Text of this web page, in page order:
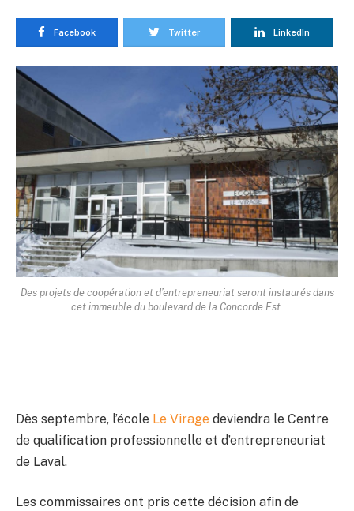
Facebook Twitter LinkedIn
Des projets de coopération et d’entrepreneuriat seront instaurés dans
cet immeuble du boulevard de la Concorde Est.
Dès septembre, l’école Le Virage deviendra le Centre
de qualification professionnelle et d’entrepreneuriat
de Laval.
Les commissaires ont pris cette décision afin de